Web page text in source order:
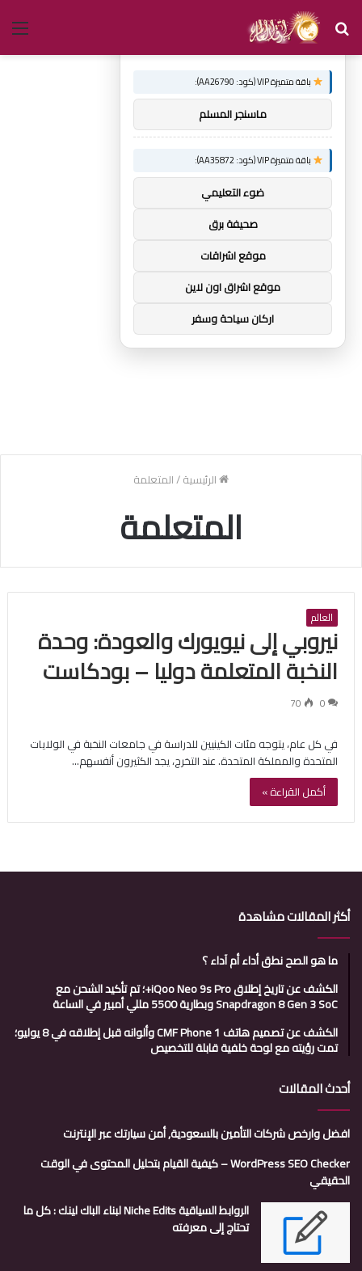
بحث
عن
الرئيسية/المتعلمة
المتعلمة
العالم
نيروبي إلى نيويورك والعودة: وحدة
النخبة المتعلمة دوليا – بودكاست
0
70
في كل عام، يتوجه مئات الكينيين للدراسة في جامعات النخبة في الولايات
المتحدة والمملكة المتحدة. عند التخرج، يجد الكثيرون أنفسهم…
أكمل القراءة »
أكثر المقالات مشاهدة
ما هو الصح نطق أداء أم آداء ؟
الكشف عن تاريخ إطلاق iQoo Neo 9s Pro+؛ تم تأكيد الشحن مع
Snapdragon 8 Gen 3 SoC وبطارية 5500 مللي أمبير في الساعة
الكشف عن تصميم هاتف CMF Phone 1 وألوانه قبل إطلاقه في 8 يوليو؛
تمت رؤيته مع لوحة خلفية قابلة للتخصيص
أحدث المقالات
افضل وارخص شركات التأمين بالسعودية, أمن سيارتك عبر الإنترنت
WordPress SEO Checker – كيفية القيام بتحليل المحتوى في الوقت
الحقيقي
الروابط السياقية Niche Edits لبناء الباك لينك : كل ما
تحتاج إلى معرفته
توصيات :
باقة متميزة VIP (كود: AA26790):
ماسنجر المسلم
باقة متميزة VIP (كود: AA35872):
ضوء التعليمي
صحيفة برق
موقع اشراقات
موقع اشراق اون لاين
اركان سياحة وسفر